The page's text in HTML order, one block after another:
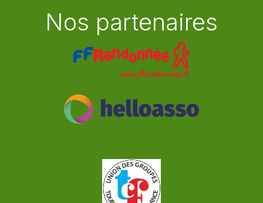
Nos partenaires